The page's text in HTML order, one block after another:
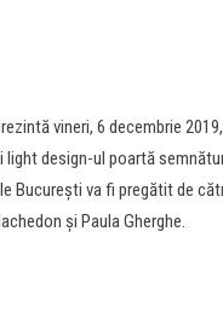
vineri, 6 decembrie
design-ul poartă
București va fi pregătit de
și Paula Gherghe.